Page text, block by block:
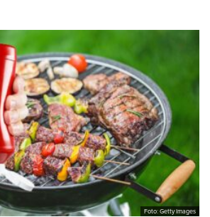
Foto: Getty Images